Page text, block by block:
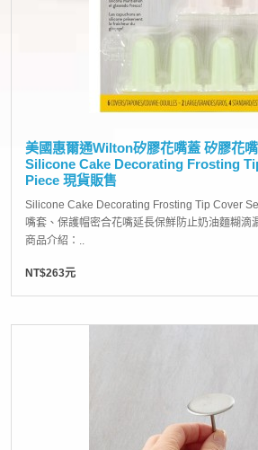
美國惠爾通Wilton矽膠花嘴蓋 矽膠花
Silicone Cake Decorating Frosting
Piece 現貨販售
Silicone Cake Decorating Frosting Tip Cover
嘴套、保護帽密合花嘴延長保鮮防止奶油麵糊滴
商品介紹：..
NT$263元